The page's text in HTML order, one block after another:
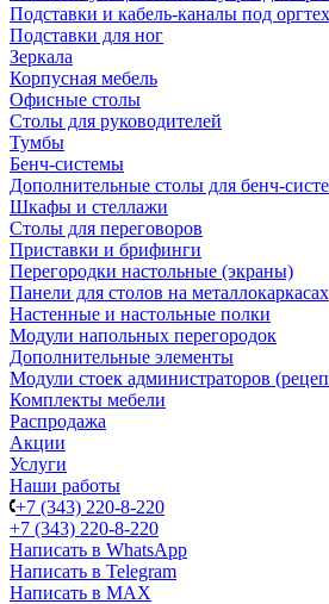
Подставки и кабель-каналы под
Подставки для ног
Зеркала
Корпусная мебель
Офисные столы
Столы для руководителей
Тумбы
Бенч-системы
Дополнительные столы для бенч-
Шкафы и стеллажи
Столы для переговоров
Приставки и брифинги
Перегородки настольные (экраны)
Панели для столов на металлокаркасах
Настенные и настольные полки
Модули напольных перегородок
Дополнительные элементы
Модули стоек администраторов
Комплекты мебели
Распродажа
Акции
Услуги
Наши работы
+7 (343) 220-8-220
+7 (343) 220-8-220
Написать в WhatsApp
Написать в Telegram
Написать в MAX